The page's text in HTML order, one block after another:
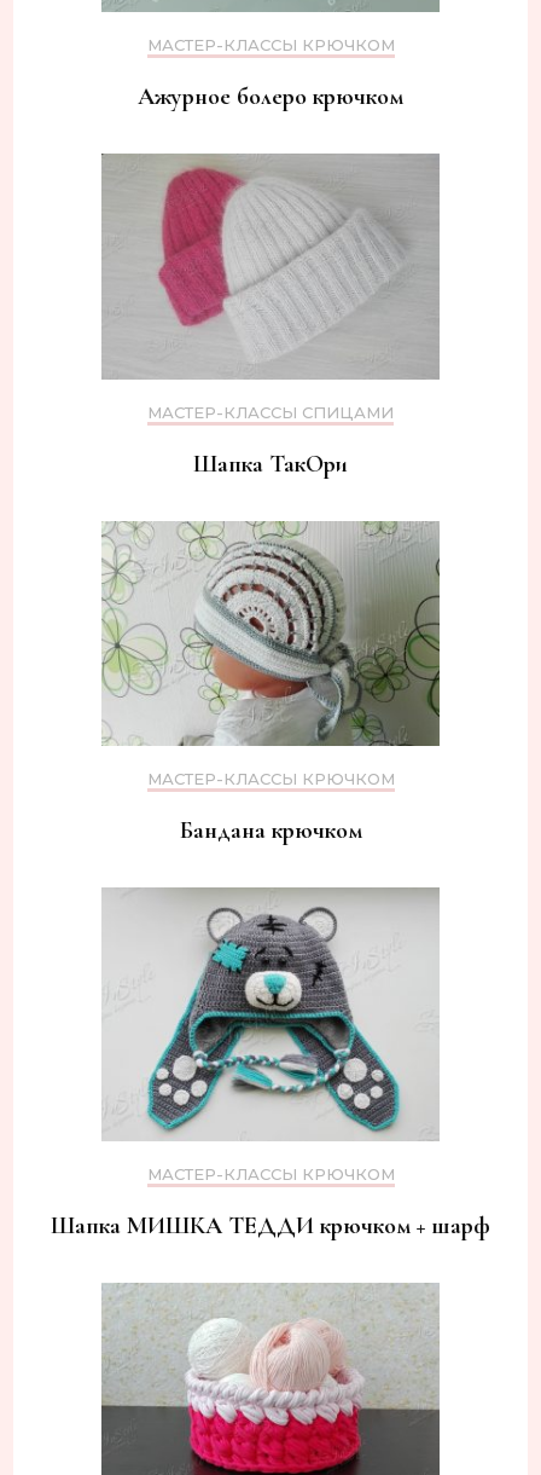
МАСТЕР-КЛАССЫ КРЮЧКОМ
Ажурное болеро крючком
МАСТЕР-КЛАССЫ СПИЦАМИ
Шапка ТакОри
МАСТЕР-КЛАССЫ КРЮЧКОМ
Бандана крючком
МАСТЕР-КЛАССЫ КРЮЧКОМ
Шапка МИШКА ТЕДДИ крючком + шарф